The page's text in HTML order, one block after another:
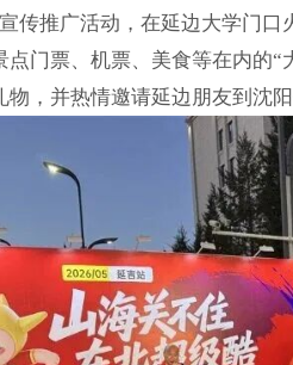
传推广活动，在延边大学门
点门票、机票、美食等在内的
物，并热情邀请延边朋友到沈阳